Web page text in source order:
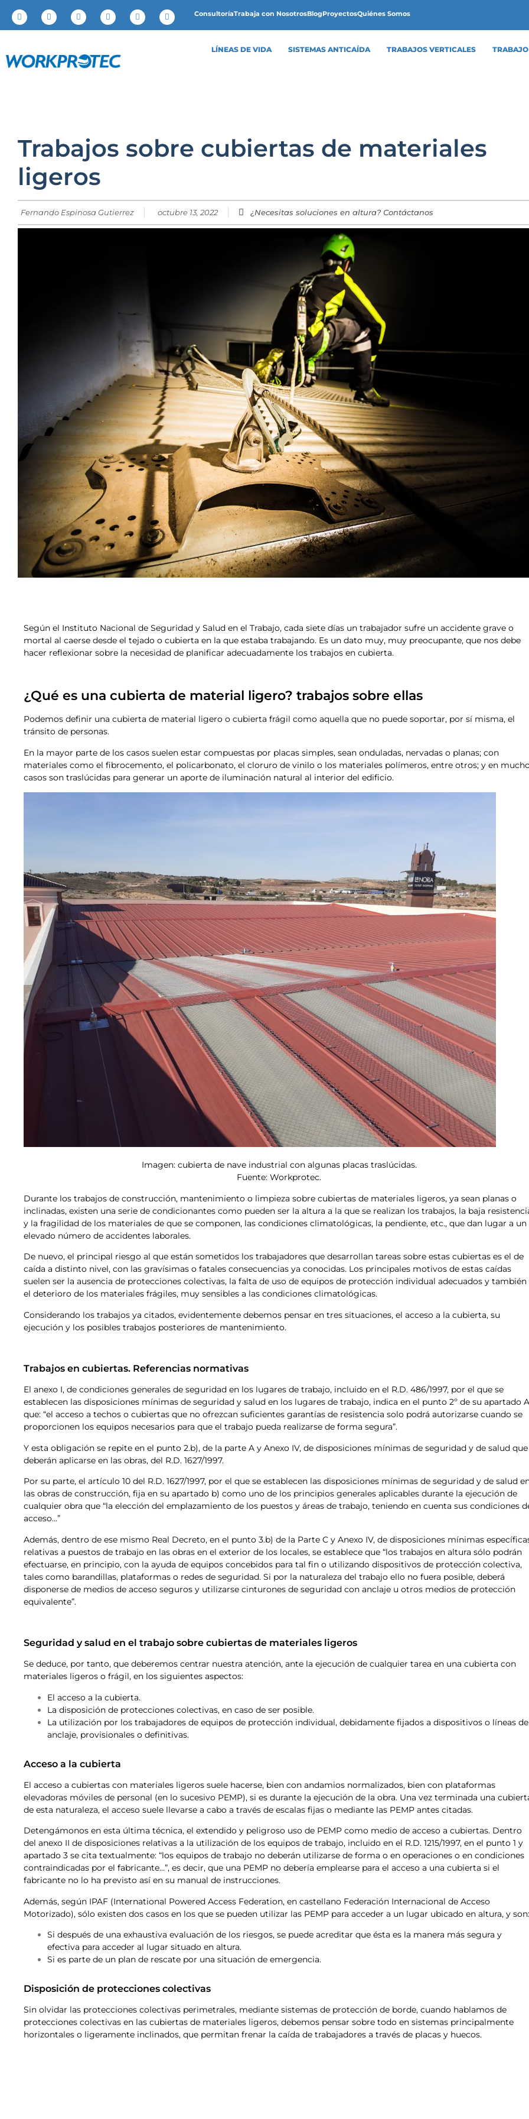
ConsultoríaTrabaja con NosotrosBlogProyectosQuiénes Somos
LÍNEAS DE VIDA SISTEMAS ANTICAÍDA TRABAJOS VERTICALES
Trabajos sobre cubiertas de materiales
ligeros
Fernando Espinosa Gutierrez octubre 13, 2022 ¿Necesitas soluciones en altura? Contáctanos
Según el Instituto Nacional de Seguridad y Salud en el Trabajo, cada siete días un trabajador sufre un accidente grave o
mortal al caerse desde el tejado o cubierta en la que estaba trabajando. Es un dato muy, muy preocupante, que nos debe
hacer reflexionar sobre la necesidad de planificar adecuadamente los trabajos en cubierta.
¿Qué es una cubierta de material ligero? trabajos sobre ellas
Podemos definir una cubierta de material ligero o cubierta frágil como aquella que no puede soportar, por sí misma, el
tránsito de personas.
En la mayor parte de los casos suelen estar compuestas por placas simples, sean onduladas, nervadas o planas; con
materiales como el fibrocemento, el policarbonato, el cloruro de vinilo o los materiales polímeros, entre otros; y en
casos son traslúcidas para generar un aporte de iluminación natural al interior del edificio.
Imagen: cubierta de nave industrial con algunas placas traslúcidas.
Fuente: Workprotec.
Durante los trabajos de construcción, mantenimiento o limpieza sobre cubiertas de materiales ligeros, ya sean planas o
inclinadas, existen una serie de condicionantes como pueden ser la altura a la que se realizan los trabajos, la baja
y la fragilidad de los materiales de que se componen, las condiciones climatológicas, la pendiente, etc., que dan lugar a un
elevado número de accidentes laborales.
De nuevo, el principal riesgo al que están sometidos los trabajadores que desarrollan tareas sobre estas cubiertas es el de
caída a distinto nivel, con las gravísimas o fatales consecuencias ya conocidas. Los principales motivos de estas caídas
suelen ser la ausencia de protecciones colectivas, la falta de uso de equipos de protección individual adecuados y también
el deterioro de los materiales frágiles, muy sensibles a las condiciones climatológicas.
Considerando los trabajos ya citados, evidentemente debemos pensar en tres situaciones, el acceso a la cubierta, su
ejecución y los posibles trabajos posteriores de mantenimiento.
Trabajos en cubiertas. Referencias normativas
El anexo I, de condiciones generales de seguridad en los lugares de trabajo, incluido en el R.D. 486/1997, por el que se
establecen las disposiciones mínimas de seguridad y salud en los lugares de trabajo, indica en el punto 2º de su apartado
que: “el acceso a techos o cubiertas que no ofrezcan suficientes garantías de resistencia solo podrá autorizarse cuando se
proporcionen los equipos necesarios para que el trabajo pueda realizarse de forma segura”.
Y esta obligación se repite en el punto 2.b), de la parte A y Anexo IV, de disposiciones mínimas de seguridad y de salud que
deberán aplicarse en las obras, del R.D. 1627/1997.
Por su parte, el artículo 10 del R.D. 1627/1997, por el que se establecen las disposiciones mínimas de seguridad y de salud
las obras de construcción, fija en su apartado b) como uno de los principios generales aplicables durante la ejecución de
cualquier obra que “la elección del emplazamiento de los puestos y áreas de trabajo, teniendo en cuenta sus condiciones
acceso…”
Además, dentro de ese mismo Real Decreto, en el punto 3.b) de la Parte C y Anexo IV, de disposiciones mínimas
relativas a puestos de trabajo en las obras en el exterior de los locales, se establece que “los trabajos en altura sólo podrán
efectuarse, en principio, con la ayuda de equipos concebidos para tal fin o utilizando dispositivos de protección colectiva,
tales como barandillas, plataformas o redes de seguridad. Si por la naturaleza del trabajo ello no fuera posible, deberá
disponerse de medios de acceso seguros y utilizarse cinturones de seguridad con anclaje u otros medios de protección
equivalente”.
Seguridad y salud en el trabajo sobre cubiertas de materiales ligeros
Se deduce, por tanto, que deberemos centrar nuestra atención, ante la ejecución de cualquier tarea en una cubierta con
materiales ligeros o frágil, en los siguientes aspectos:
El acceso a la cubierta.
La disposición de protecciones colectivas, en caso de ser posible.
La utilización por los trabajadores de equipos de protección individual, debidamente fijados a dispositivos o líneas de
anclaje, provisionales o definitivas.
Acceso a la cubierta
El acceso a cubiertas con materiales ligeros suele hacerse, bien con andamios normalizados, bien con plataformas
elevadoras móviles de personal (en lo sucesivo PEMP), si es durante la ejecución de la obra. Una vez terminada una
de esta naturaleza, el acceso suele llevarse a cabo a través de escalas fijas o mediante las PEMP antes citadas.
Detengámonos en esta última técnica, el extendido y peligroso uso de PEMP como medio de acceso a cubiertas. Dentro
del anexo II de disposiciones relativas a la utilización de los equipos de trabajo, incluido en el R.D. 1215/1997, en el punto 1 y
apartado 3 se cita textualmente: “los equipos de trabajo no deberán utilizarse de forma o en operaciones o en condiciones
contraindicadas por el fabricante…”, es decir, que una PEMP no debería emplearse para el acceso a una cubierta si el
fabricante no lo ha previsto así en su manual de instrucciones.
Además, según IPAF (International Powered Access Federation, en castellano Federación Internacional de Acceso
Motorizado), sólo existen dos casos en los que se pueden utilizar las PEMP para acceder a un lugar ubicado en altura, y son:
Si después de una exhaustiva evaluación de los riesgos, se puede acreditar que ésta es la manera más segura y
efectiva para acceder al lugar situado en altura.
Si es parte de un plan de rescate por una situación de emergencia.
Disposición de protecciones colectivas
Sin olvidar las protecciones colectivas perimetrales, mediante sistemas de protección de borde, cuando hablamos de
protecciones colectivas en las cubiertas de materiales ligeros, debemos pensar sobre todo en sistemas principalmente
horizontales o ligeramente inclinados, que permitan frenar la caída de trabajadores a través de placas y huecos.